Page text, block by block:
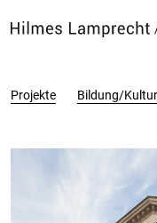
Zum Hauptinhalt
Projekte Bildung/